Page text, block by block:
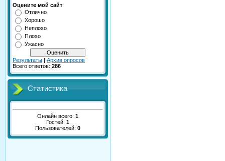
Оцените мой сайт
Отлично
Хорошо
Неплохо
Плохо
Ужасно
Результаты | Архив опросов
Всего ответов: 286
Статистика
Онлайн всего: 1
Гостей: 1
Пользователей: 0